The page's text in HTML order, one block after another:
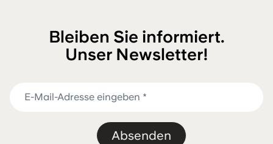
Bleiben Sie informiert.
Unser Newsletter!
Absenden